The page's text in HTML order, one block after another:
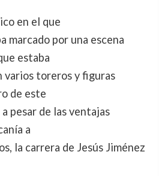
en el que
marcado por una escena
estaba
varios toreros y figuras
de este
pesar de las ventajas
a
la carrera de Jesús Jiménez